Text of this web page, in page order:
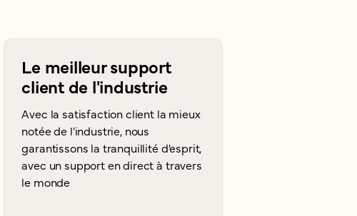
Le meilleur support
client de l'industrie
Avec la satisfaction client la mieux
notée de l'industrie, nous
garantissons la tranquillité d'esprit,
avec un support en direct à travers
le monde